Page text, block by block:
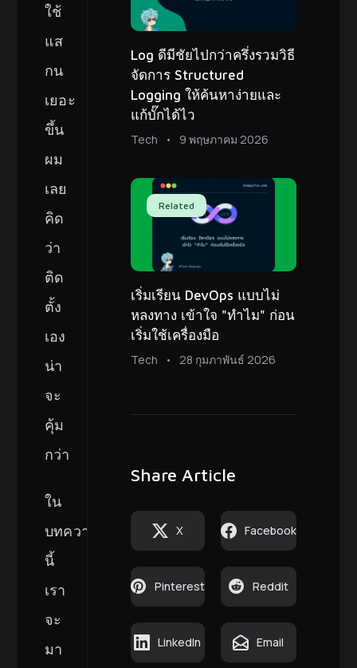
ใช้
แส
กน
เยอะ
ขึ้น
ผม
เลย
คิด
ว่า
ติด
ตั้ง
เอง
น่า
จะ
คุ้ม
กว่า
ใน
บทความ
นี้
เรา
จะ
มา
Log ดีมีชัยไปกว่าครึ่งรวมวิธี
จัดการ Structured
Logging ให้ค้นหาง่ายและ
แก้บั๊กได้ไว
Tech 9 พฤษภาคม 2026
Related
เริ่มเรียน DevOps แบบไม่
หลงทาง เข้าใจ "ทำไม" ก่อน
เริ่มใช้เครื่องมือ
Tech 28 กุมภาพันธ์ 2026
Share Article
X Facebook
Pinterest Reddit
LinkedIn Email